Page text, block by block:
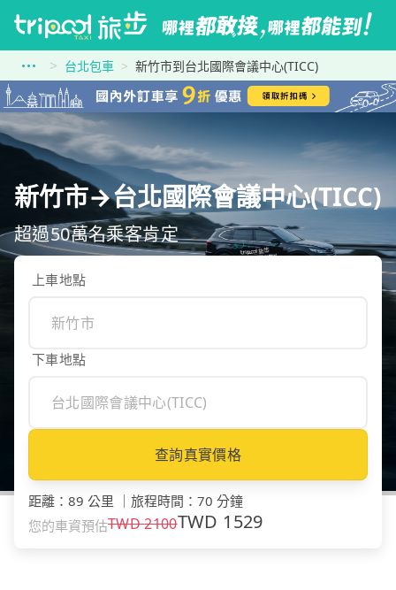
台北包車 新竹市到台北國際會議中心(TICC)
新竹市→台北國際會議中心(TICC)
超過50萬名乘客肯定
上車地點
下車地點
查詢真實價格
距離 ： 89 公里 旅程時間 ： 70 分鐘
您的車資預估TWD2100TWD 1529